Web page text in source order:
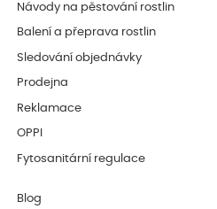
Návody na pěstování rostlin
Balení a přeprava rostlin
Sledování objednávky
Prodejna
Reklamace
OPPI
Fytosanitární regulace
Blog